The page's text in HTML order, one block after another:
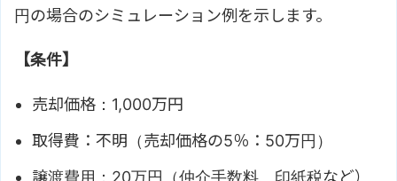
円の場合のシミュレーション例を示します。
【条件】
売却価格：1,000万円
取得費：不明（売却価格の5％：50万円）
譲渡費用：20万円（仲介手数料、印紙税など）